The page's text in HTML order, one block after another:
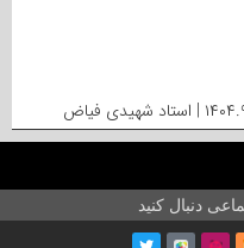
دنبال کنید